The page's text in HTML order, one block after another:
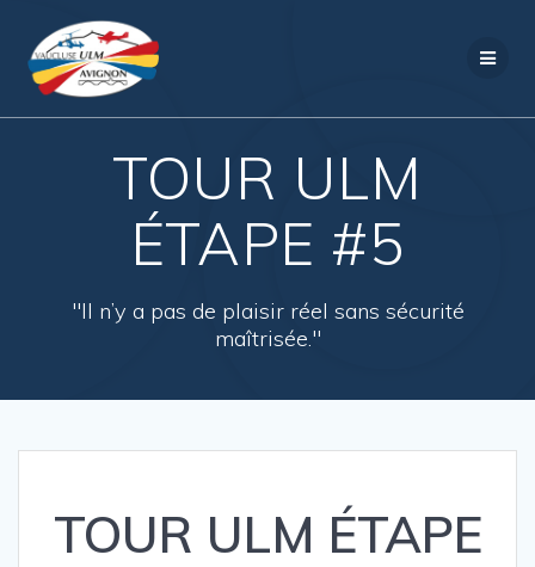
TOUR ULM
ÉTAPE #5
"Il n’y a pas de plaisir réel sans sécurité
maîtrisée."
TOUR ULM ÉTAPE